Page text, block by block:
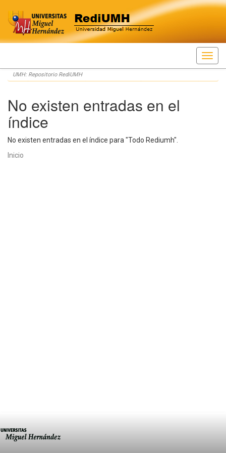
Skip
navigation
UMH: Repositorio RediUMH
No existen entradas en el
índice
No existen entradas en el índice para "Todo Rediumh".
Inicio